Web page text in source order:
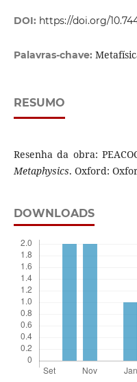
DOI: https://doi.org/
Palavras-chave:
RESUMO
Resenha da obra:
Metaphysics. Oxford:
DOWNLOADS